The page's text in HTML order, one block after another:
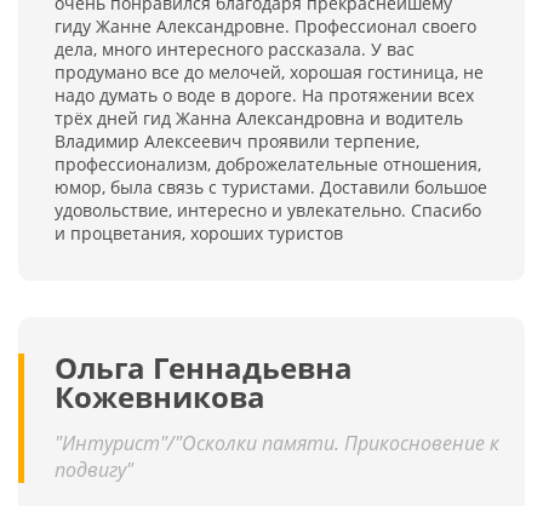
гиду Жанне Александровне. Профессионал своего
дела, много интересного рассказала. У вас
продумано все до мелочей, хорошая гостиница, не
надо думать о воде в дороге. На протяжении всех
трёх дней гид Жанна Александровна и водитель
Владимир Алексеевич проявили терпение,
профессионализм, доброжелательные отношения,
юмор, была связь с туристами. Доставили большое
удовольствие, интересно и увлекательно. Спасибо
и процветания, хороших туристов
Ольга Геннадьевна
Кожевникова
"Интурист"/"Осколки памяти. Прикосновение к
подвигу"